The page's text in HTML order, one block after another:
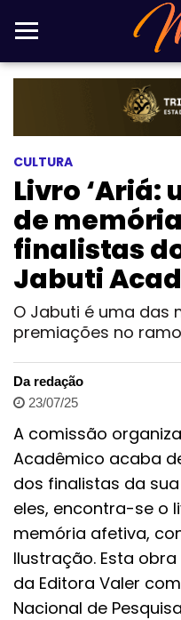
CULTURA
Livro ‘Ariá:
de
finalistas
Jabuti
O Jabuti é uma das
premiações no
Da redação
23/07/25
A comissão
Acadêmico acaba
dos finalistas da
eles, encontra-se o
memória afetiva,
Ilustração. Esta
da Editora Valer
Nacional de